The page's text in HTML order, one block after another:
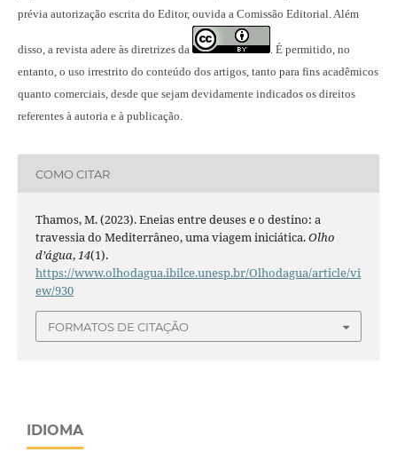
prévia autorização escrita do Editor, ouvida a Comissão Editorial. Além
disso, a revista adere às diretrizes da . É permitido, no
entanto, o uso irrestrito do conteúdo dos artigos, tanto para fins acadêmicos
quanto comerciais, desde que sejam devidamente indicados os direitos
referentes à autoria e à publicação.
COMO CITAR
Thamos, M. (2023). Eneias entre deuses e o destino: a
travessia do Mediterrâneo, uma viagem iniciática.Olho
d’água,14(1).
https://www.olhodagua.ibilce.unesp.br/Olhodagua/article/vi
ew/930
FORMATOS DE CITAÇÃO
IDIOMA